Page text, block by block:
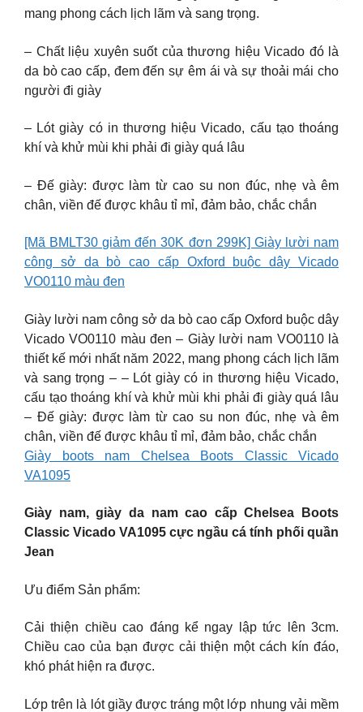
mang phong cách lịch lãm và sang trọng.
– Chất liệu xuyên suốt của thương hiệu Vicado đó là
da bò cao cấp, đem đến sự êm ái và sự thoải mái cho
người đi giày
– Lót giày có in thương hiệu Vicado, cấu tạo thoáng
khí và khử mùi khi phải đi giày quá lâu
– Đế giày: được làm từ cao su non đúc, nhẹ và êm
chân, viền đế được khâu tỉ mỉ, đảm bảo, chắc chắn
[Mã BMLT30 giảm đến 30K đơn 299K] Giày lười nam
công sở da bò cao cấp Oxford buộc dây Vicado
VO0110 màu đen
Giày lười nam công sở da bò cao cấp Oxford buộc dây
Vicado VO0110 màu đen – Giày lười nam VO0110 là
thiết kế mới nhất năm 2022, mang phong cách lịch lãm
và sang trọng – – Lót giày có in thương hiệu Vicado,
cấu tạo thoáng khí và khử mùi khi phải đi giày quá lâu
– Đế giày: được làm từ cao su non đúc, nhẹ và êm
chân, viền đế được khâu tỉ mỉ, đảm bảo, chắc chắn
Giày boots nam Chelsea Boots Classic Vicado
VA1095
Giày nam, giày da nam cao cấp Chelsea Boots
Classic Vicado VA1095 cực ngầu cá tính phối quần
Jean
Ưu điểm Sản phẩm:
Cải thiện chiều cao đáng kể ngay lập tức lên 3cm.
Chiều cao của bạn được cải thiện một cách kín đáo,
khó phát hiện ra được.
Lớp trên là lót giầy được tráng một lớp nhung vải mềm